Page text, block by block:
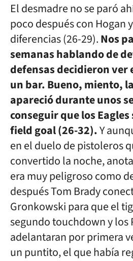
El desmadre no se paró
poco después con Hogan
diferencias (26-29).Nos
semanas hablando de
defensas decidieron ver
un bar. Bueno, miento,
apareció durante unos
conseguir que los
field goal (26-32).Y
en el duelo de pistoleros
convertido la noche,
era muy peligroso como
después Tom Brady
Gronkowski para que el
segundo touchdown y los
adelantaran por primera
un puntito, el que había